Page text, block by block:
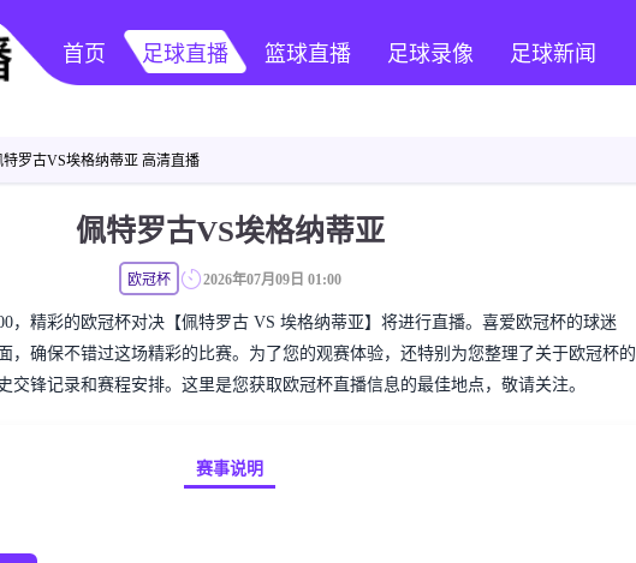
首页 足球直播 篮球直播 足球录像 足球新闻
特罗古VS埃格纳蒂亚 高清直播
佩特罗古VS埃格纳蒂亚
欧冠杯 2026年07月09日 01:00
，精彩的欧冠杯对决【佩特罗古 VS 埃格纳蒂亚】将进行直播。喜爱欧冠杯的球迷
，确保不错过这场精彩的比赛。为了您的观赛体验，还特别为您整理了关于欧冠杯的
交锋记录和赛程安排。这里是您获取欧冠杯直播信息的最佳地点，敬请关注。
赛事说明